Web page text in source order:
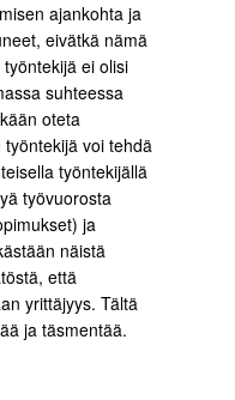
ajankohta ja
eivätkä nämä
ei olisi
suhteessa
oteta
voi tehdä
työntekijällä
työvuorosta
ja
näistä
että
yrittäjyys. Tältä
ja täsmentää.